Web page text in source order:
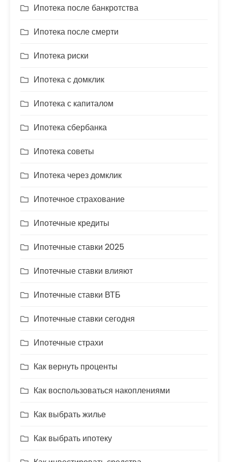
Ипотека после банкротства
Ипотека после смерти
Ипотека риски
Ипотека с домклик
Ипотека с капиталом
Ипотека сбербанка
Ипотека советы
Ипотека через домклик
Ипотечное страхование
Ипотечные кредиты
Ипотечные ставки 2025
Ипотечные ставки влияют
Ипотечные ставки ВТБ
Ипотечные ставки сегодня
Ипотечные страхи
Как вернуть проценты
Как воспользоваться накоплениями
Как выбрать жилье
Как выбрать ипотеку